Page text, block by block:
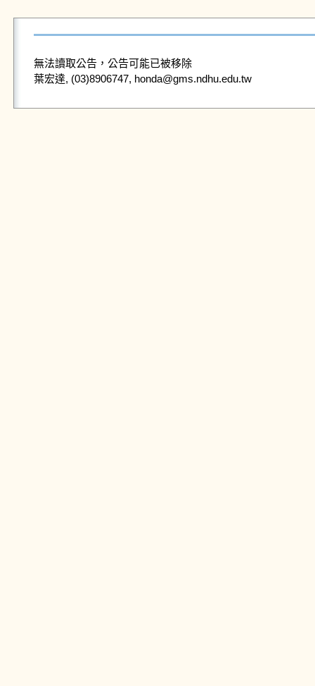
無法讀取公告，公告可能已被移除
葉宏達, (03)8906747, honda@gms.ndhu.edu.tw